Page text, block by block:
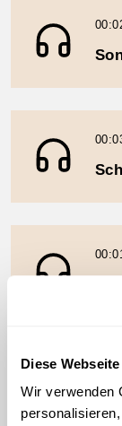
Diese
Wir verwenden